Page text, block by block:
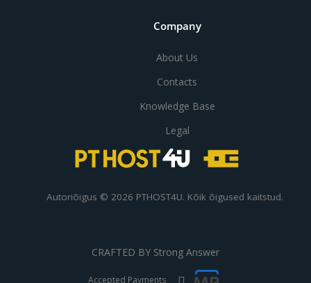
Company
About Us
Contacts
Knowledge Base
Legal
Autoriõigus © 2026 PTHOST4U. Kõik õigused kaitstud.
CRAFTED BY Strong Answer
Accepted Payments